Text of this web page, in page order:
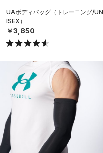
UAボディバッグ（トレーニング/UN
ISEX）
￥3,850